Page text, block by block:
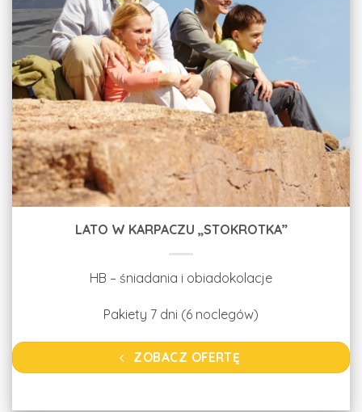
LATO W KARPACZU „STOKROTKA”
HB – śniadania i obiadokolacje
Pakiety 7 dni (6 noclegów)
ZOBACZ OFERTĘ